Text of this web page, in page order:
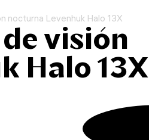
nocturna Levenhuk Halo 13X
visión
Halo 13X